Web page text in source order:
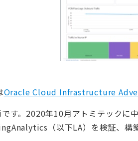
Oracle Cloud Infrastructure
す。2020年10月アトミテックに
（以下LA）を検証、構